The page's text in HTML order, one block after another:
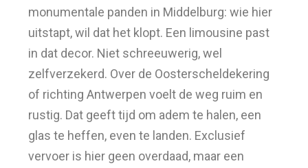
monumentale panden in Middelburg: wie hier
uitstapt, wil dat het klopt. Een limousine past
in dat decor. Niet schreeuwerig, wel
zelfverzekerd. Over de Oosterscheldekering
of richting Antwerpen voelt de weg ruim en
rustig. Dat geeft tijd om adem te halen, een
glas te heffen, even te landen. Exclusief
vervoer is hier geen overdaad, maar een